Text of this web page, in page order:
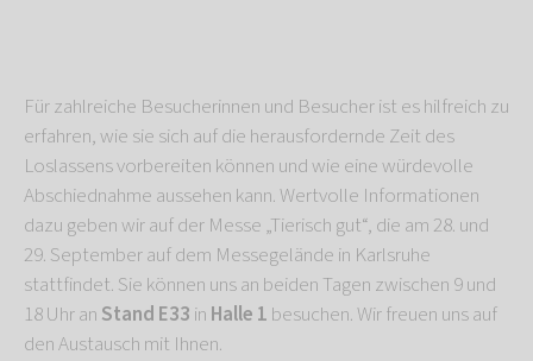
Für zahlreiche Besucherinnen und Besucher ist es hilfreich zu
erfahren, wie sie sich auf die herausfordernde Zeit des
Loslassens vorbereiten können und wie eine würdevolle
Abschiednahme aussehen kann. Wertvolle Informationen
dazu geben wir auf der Messe „Tierisch gut“, die am 28. und
29. September auf dem Messegelände in Karlsruhe
stattfindet. Sie können uns an beiden Tagen zwischen 9 und
18 Uhr an Stand E33 in Halle 1 besuchen. Wir freuen uns auf
den Austausch mit Ihnen.